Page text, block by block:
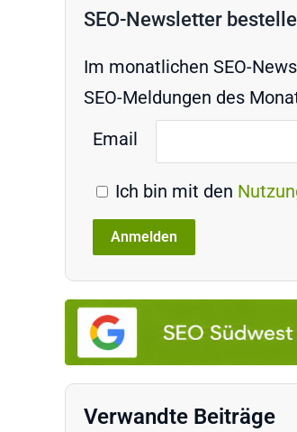
SEO-Newsletter
Im monatlichen SEO-
SEO-Meldungen des
Email
Ich bin mit den
Verwandte Beiträge